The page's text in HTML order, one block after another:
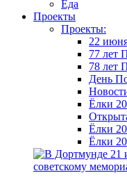
Еда
Проекты
Проекты:
22
77 лет
78 лет
День
Ёлки
Ёлки
Ёлки